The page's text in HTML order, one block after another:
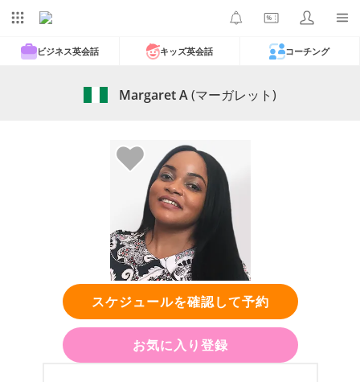
ビジネス英会話 キッズ英会話 コーチング
Margaret A(マーガレット)
スケジュールを確認して予約
お気に入り登録